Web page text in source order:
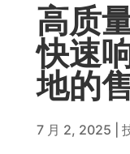
高质
快速
地的
7 月 2, 2025